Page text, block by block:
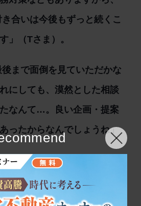
合いは今後もずっと続くこ
」（Tさま）。
後まで面倒を見ていただかな
にしても、漠然とした相談
なんて…。良い企画・提案
ったからなんでしょうね」
手くいって収益はあが